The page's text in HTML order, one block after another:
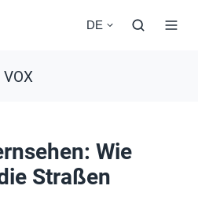
DE
Wie
Straßen